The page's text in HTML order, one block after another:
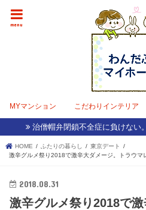
menu
MYマンション こだわりインテリア
治僧帽弁閉鎖不全症に負けない
HOME ふたりの暮らし
東京デート
激辛グルメ祭り2018で激辛大ダメージ。トラウマ
2018.08.31
激辛グルメ祭り2018で